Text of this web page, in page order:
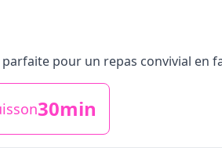
pour un repas convivial en
30min